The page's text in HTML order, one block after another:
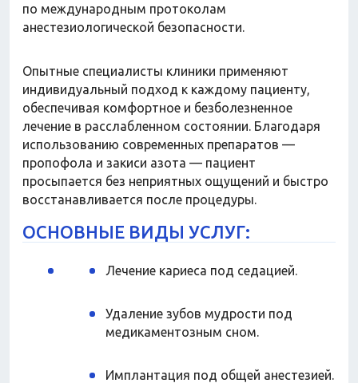
по международным протоколам
анестезиологической безопасности.
Опытные специалисты клиники применяют
индивидуальный подход к каждому пациенту,
обеспечивая комфортное и безболезненное
лечение в расслабленном состоянии. Благодаря
использованию современных препаратов —
пропофола и закиси азота — пациент
просыпается без неприятных ощущений и быстро
восстанавливается после процедуры.
ОСНОВНЫЕ ВИДЫ УСЛУГ:
Лечение кариеса под седацией.
Удаление зубов мудрости под
медикаментозным сном.
Имплантация под общей анестезией.